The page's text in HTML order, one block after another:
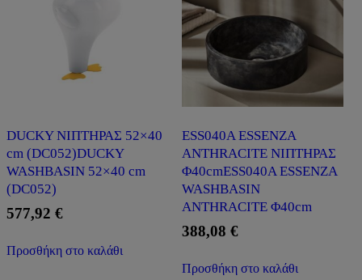
DUCKY ΝΙΠΤΗΡΑΣ 52×40
cm (DC052)DUCKY
WASHBASIN 52×40 cm
(DC052)
577,92 €
Προσθήκη στο καλάθι
ESS040A ESSENZA
ANTHRACITE ΝΙΠΤΗΡΑΣ
Φ40cmESS040A ESSENZA
WASHBASIN
ANTHRACITE Φ40cm
388,08 €
Προσθήκη στο καλάθι